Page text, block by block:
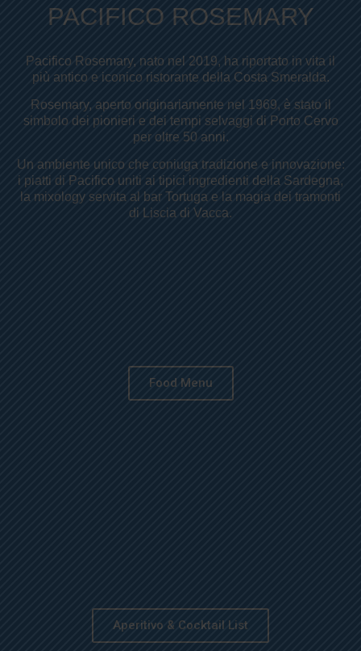
PACIFICO ROSEMARY
Pacifico Rosemary, nato nel 2019, ha riportato in vita il
più antico e iconico ristorante della Costa Smeralda.
Rosemary, aperto originariamente nel 1969, è stato il
simbolo dei pionieri e dei tempi selvaggi di Porto Cervo
per oltre 50 anni.
Un ambiente unico che coniuga tradizione e innovazione:
i piatti di Pacifico uniti ai tipici ingredienti della Sardegna,
la mixology servita al bar Tortuga e la magia dei tramonti
di Liscia di Vacca.
Food Menu
Aperitivo & Cocktail List